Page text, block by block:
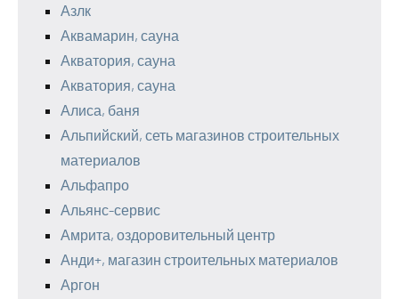
Азлк
Аквамарин, сауна
Акватория, сауна
Акватория, сауна
Алиса, баня
Альпийский, сеть магазинов строительных
материалов
Альфапро
Альянс-сервис
Амрита, оздоровительный центр
Анди+, магазин строительных материалов
Аргон